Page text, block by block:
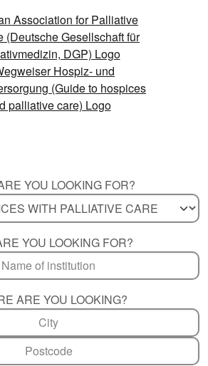
YOU LOOKING FOR?
YOU LOOKING FOR?
ARE YOU LOOKING?